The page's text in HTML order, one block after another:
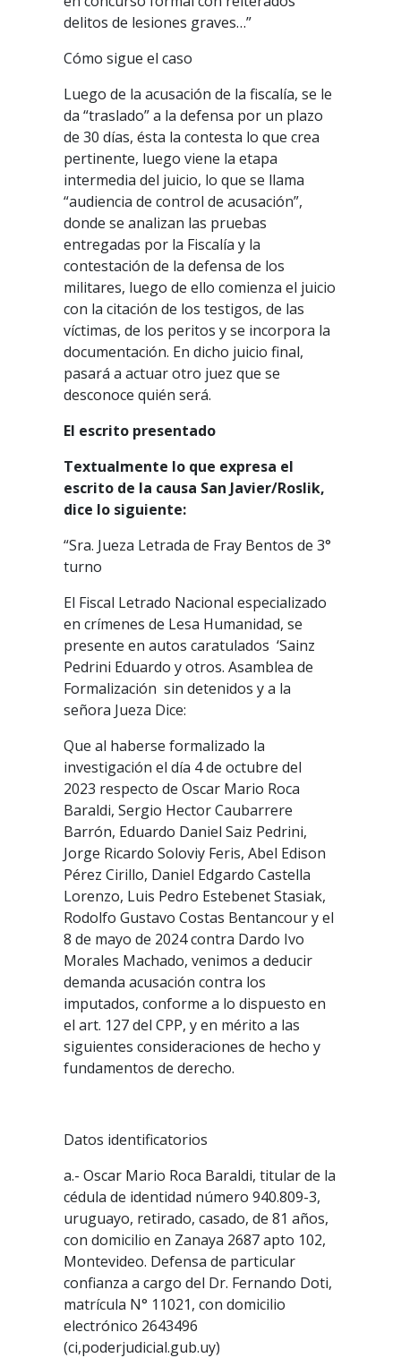
delitos de lesiones graves…”
Cómo sigue el caso
Luego de la acusación de la fiscalía, se le
da “traslado” a la defensa por un plazo
de 30 días, ésta la contesta lo que crea
pertinente, luego viene la etapa
intermedia del juicio, lo que se llama
“audiencia de control de acusación”,
donde se analizan las pruebas
entregadas por la Fiscalía y la
contestación de la defensa de los
militares, luego de ello comienza el juicio
con la citación de los testigos, de las
víctimas, de los peritos y se incorpora la
documentación. En dicho juicio final,
pasará a actuar otro juez que se
desconoce quién será.
El escrito presentado
Textualmente lo que expresa el
escrito de la causa San Javier/Roslik,
dice lo siguiente:
“Sra. Jueza Letrada de Fray Bentos de 3°
turno
El Fiscal Letrado Nacional especializado
en crímenes de Lesa Humanidad, se
presente en autos caratulados ‘Sainz
Pedrini Eduardo y otros. Asamblea de
Formalización sin detenidos y a la
señora Jueza Dice:
Que al haberse formalizado la
investigación el día 4 de octubre del
2023 respecto de Oscar Mario Roca
Baraldi, Sergio Hector Caubarrere
Barrón, Eduardo Daniel Saiz Pedrini,
Jorge Ricardo Soloviy Feris, Abel Edison
Pérez Cirillo, Daniel Edgardo Castella
Lorenzo, Luis Pedro Estebenet Stasiak,
Rodolfo Gustavo Costas Bentancour y el
8 de mayo de 2024 contra Dardo Ivo
Morales Machado, venimos a deducir
demanda acusación contra los
imputados, conforme a lo dispuesto en
el art. 127 del CPP, y en mérito a las
siguientes consideraciones de hecho y
fundamentos de derecho.
Datos identificatorios
a.- Oscar Mario Roca Baraldi, titular de la
cédula de identidad número 940.809-3,
uruguayo, retirado, casado, de 81 años,
con domicilio en Zanaya 2687 apto 102,
Montevideo. Defensa de particular
confianza a cargo del Dr. Fernando Doti,
matrícula N° 11021, con domicilio
electrónico 2643496
(ci,poderjudicial.gub.uy)